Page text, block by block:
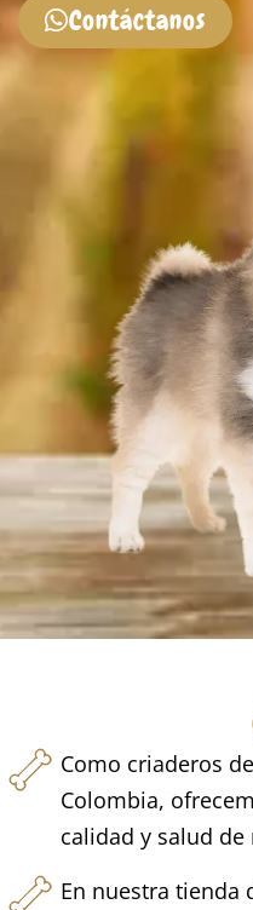
Contáctanos
Como criaderos
Colombia,
calidad y salud
En nuestra tienda